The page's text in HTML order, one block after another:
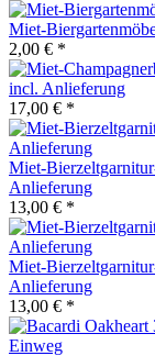
Miet-
2,00 € *
incl. Anlieferung
17,00 € *
Miet-
Anlieferung
13,00 € *
Miet-
Anlieferung
13,00 € *
Einweg